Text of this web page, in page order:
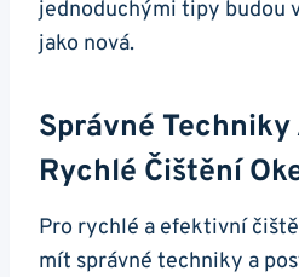
jednoduchými tipy budou
jako nová.
Správné Techniky
Rychlé Čištění
Pro rychlé a efektivní
mít správné techniky a